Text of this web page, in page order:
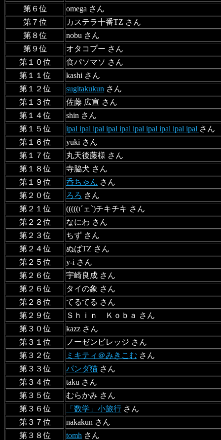
第６位
omega さん
第７位
カステラ十番TZ さん
第８位
nobu さん
第９位
オタコプー さん
第１０位
食パソマソ さん
第１１位
kashi さん
第１２位
sugitakukun さん
第１３位
佐藤 広宣 さん
第１４位
shin さん
第１５位
ipal ipal ipal ipal ipal ipal ipal ipal ipal ipal さん
第１６位
yuki さん
第１７位
丸天後藤様 さん
第１８位
寺脇犬 さん
第１９位
呑ちゃん さん
第２０位
ろろ さん
第２１位
(((((ι´ェ`)チキチキ さん
第２２位
なにわ さん
第２３位
ちず さん
第２４位
ぬばTZ さん
第２５位
y-i さん
第２６位
宇崎良成 さん
第２６位
タイの象 さん
第２８位
てるてる さん
第２９位
Ｓｈｉｎ Ｋｏｂａ さん
第３０位
kazz さん
第３１位
ノーゼンビレッジ さん
第３２位
ミキティ＠みきこむ さん
第３３位
パンダ猫 さん
第３４位
taku さん
第３５位
むらかみ さん
第３６位
「数学」小旅行 さん
第３７位
nakakun さん
第３８位
tomh さん